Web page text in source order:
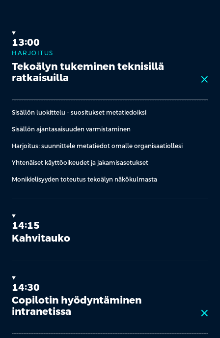
13:00
HARJOITUS
Tekoälyn tukeminen teknisillä
ratkaisuilla
close
Sisällön luokittelu – suositukset metatiedoiksi
Sisällön ajantasaisuuden varmistaminen
Harjoitus: suunnittele metatiedot omalle organisaatiollesi
Yhtenäiset käyttöoikeudet ja jakamisasetukset
Monikielisyyden toteutus tekoälyn näkökulmasta
14:15
Kahvitauko
14:30
Copilotin hyödyntäminen
intranetissa
close